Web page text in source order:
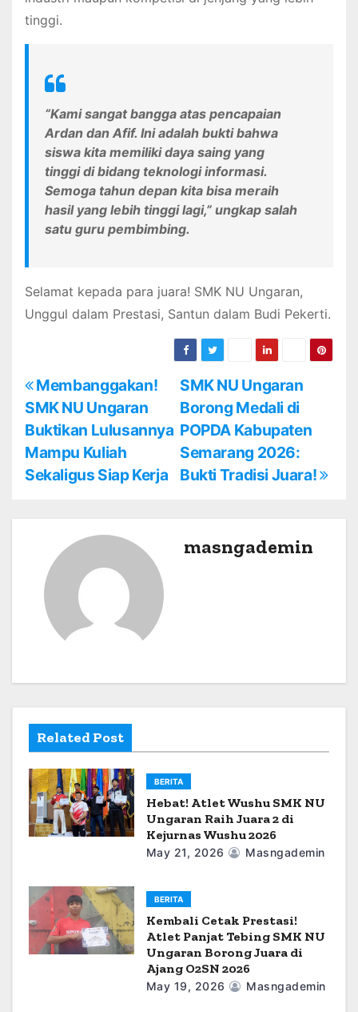
tinggi.
“Kami sangat bangga atas pencapaian
Ardan dan Afif. Ini adalah bukti bahwa
siswa kita memiliki daya saing yang
tinggi di bidang teknologi informasi.
Semoga tahun depan kita bisa meraih
hasil yang lebih tinggi lagi,” ungkap salah
satu guru pembimbing.
Selamat kepada para juara! SMK NU Ungaran,
Unggul dalam Prestasi, Santun dalam Budi Pekerti.
P
o
s
t
a
o
n
SMK NU Ungaran
Borong Medali di
POPDA Kabupaten
Semarang 2026:
Bukti Tradisi Juara!
Membanggakan!
SMK NU Ungaran
Buktikan Lulusannya
Mampu Kuliah
Sekaligus Siap Kerja
masngademin
Related Post
BERITA
Hebat! Atlet Wushu SMK NU
Ungaran Raih Juara 2 di
Kejurnas Wushu 2026
May 21, 2026 Masngademin
BERITA
Kembali Cetak Prestasi!
Atlet Panjat Tebing SMK NU
Ungaran Borong Juara di
Ajang O2SN 2026
May 19, 2026 Masngademin